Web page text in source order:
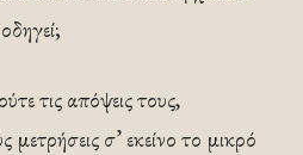
τις απόψεις τους,
μετρήσεις σ’ εκείνο το μικρό